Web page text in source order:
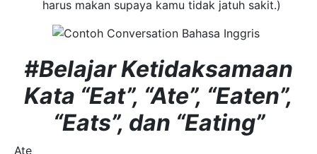
harus makan supaya kamu tidak jatuh sakit.)
#Belajar Ketidaksamaan
Kata “Eat”, “Ate”, “Eaten”,
“Eats”, dan “Eating”
Ate